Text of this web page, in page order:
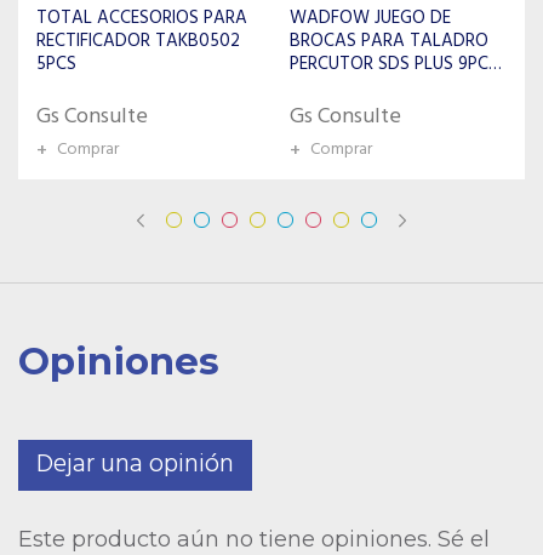
WADFOW JUEGO DE
BROCAS PARA TALADRO
PERCUTOR SDS PLUS 9PCS
Gs Consulte
+ Comprar
ROTATIVA 6MM-13MM
WYE1K05
+ Comprar
Opiniones
Dejar una opinión
Este producto aún no tiene opiniones. Sé el